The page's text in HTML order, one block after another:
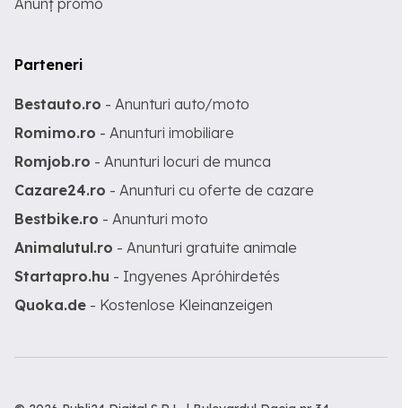
Anunț promo
Parteneri
Bestauto.ro - Anunturi auto/moto
Romimo.ro - Anunturi imobiliare
Romjob.ro - Anunturi locuri de munca
Cazare24.ro - Anunturi cu oferte de cazare
Bestbike.ro - Anunturi moto
Animalutul.ro - Anunturi gratuite animale
Startapro.hu - Ingyenes Apróhirdetés
Quoka.de - Kostenlose Kleinanzeigen